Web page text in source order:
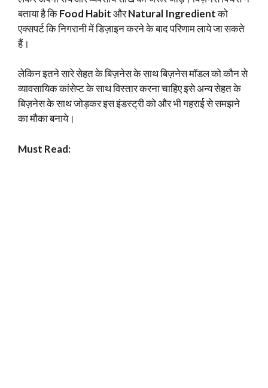
बताया है किFood HabitऔरNatural Ingredientको
एक्सपर्ट कि निगरानी में डिज़ाइन करने के बाद परिणाम लाये जा सकते
हैं।
लेकिन इतने सारे सेहत के बिज़नेस के साथ बिज़नेस मॉडल को कौन से
व्यावसायिक कांसेप्ट के साथ विस्तार करना चाहिए इसे अन्य सेहत के
बिज़नेस के साथ जोड़कर इस इंडस्ट्री को और भी गहराई से समझने
का मौका बनाये।
Must Read: